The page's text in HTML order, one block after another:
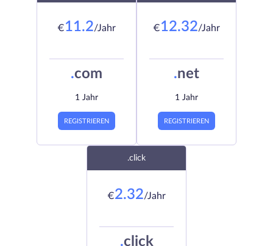
€11.2/Jahr
.com
1 Jahr
REGISTRIEREN
€12.32/Jahr
.net
1 Jahr
REGISTRIEREN
.click
€2.32/Jahr
.click